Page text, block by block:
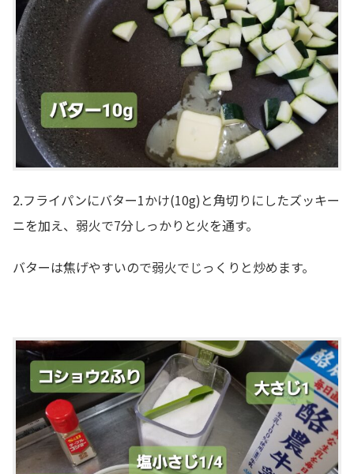
2.フライパンにバター1かけ(10g)と角切りにしたズッキー
ニを加え、弱火で7分しっかりと火を通す。
バターは焦げやすいので弱火でじっくりと炒めます。